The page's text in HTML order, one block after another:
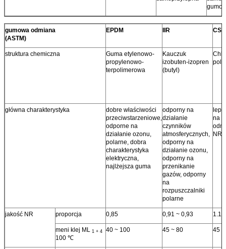
gumowa odmiana
(ASTM)
EPDM IIR CSM
struktura chemiczna
Guma etylenowo-
propylenowo-
terpolimerowa
Kauczuk
izobuten-izopren
(butyl)
główna charakterystyka
dobre właściwości
przeciwstarzeniowe,
odporne na
działanie ozonu,
polarne, dobra
charakterystyka
elektryczna,
najlżejsza guma
odporny na
działanie
czynników
atmosferycznych,
odporny na
działanie ozonu,
odporny na
przenikanie
gazów, odporny
na
rozpuszczalniki
polarne
na
NR,
jakość NR proporcja 0,85 0,91 ~ 0,93 1.10
meni klej ML 1 + 4
100 ℃
40 ~ 100 45 ~ 80 45